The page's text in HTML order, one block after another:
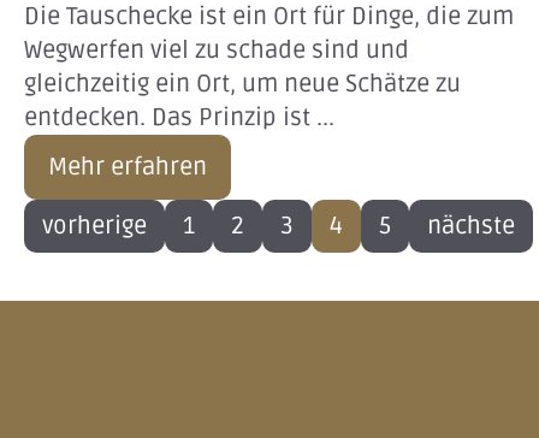
Die Tauschecke ist ein Ort für Dinge, die zum
Wegwerfen viel zu schade sind und
gleichzeitig ein Ort, um neue Schätze zu
entdecken. Das Prinzip ist ...
Mehr erfahren
vorherige 1 2 3 4 5 nächste